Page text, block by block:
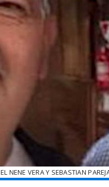
EL NENE VERA Y SEBASTIAN